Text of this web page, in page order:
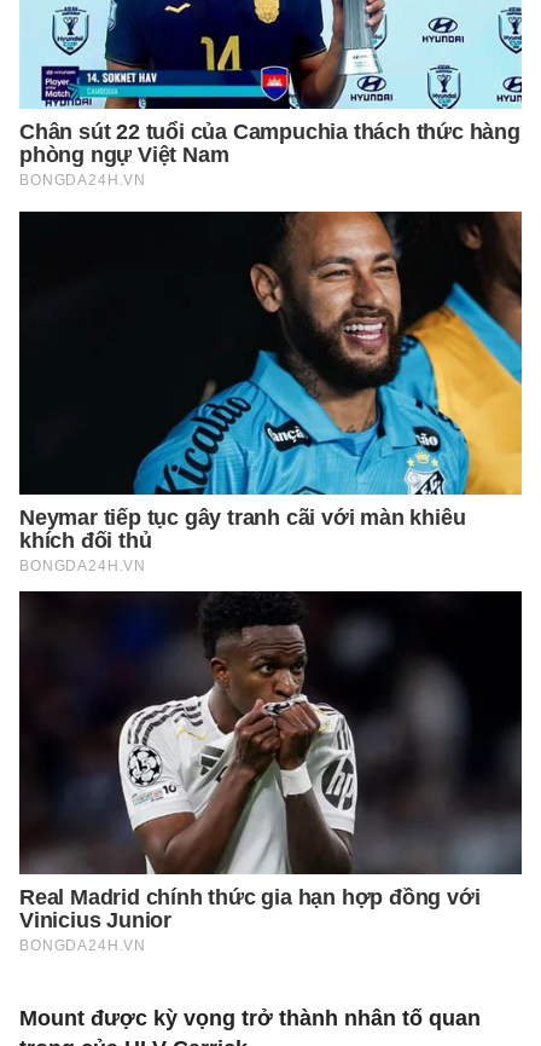
Mount được kỳ vọng trở thành nhân tố quan